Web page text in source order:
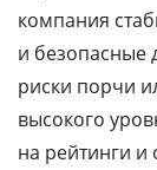
компания
и безопасные
риски порчи
высокого
на рейтинги и